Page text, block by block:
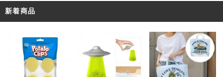
新着商品